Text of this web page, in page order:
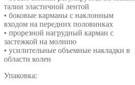
талии эластичной лентой
• боковые карманы с наклонным
входом на передних половинках
• прорезной нагрудный карман с
застежкой на молнию
• усилительные объемные накладки в
области колен
Упаковка: